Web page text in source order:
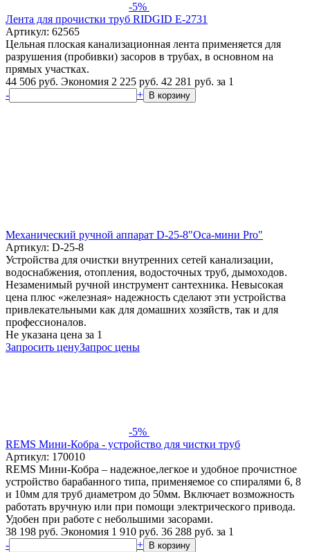
-5%
Лента для прочистки труб RIDGID Е-2731
Артикул: 62565
Цельная плоская канализационная лента применяется для
разрушения (пробивки) засоров в трубах, в основном на
прямых участках.
44 506 руб. Экономия 2 225 руб. 42 281 руб. за 1
-
+ В корзину
Механический ручной аппарат D-25-8"Оса-мини Pro"
Артикул: D-25-8
Устройства для очистки внутренних сетей канализации,
водоснабжения, отопления, водосточных труб, дымоходов.
Незаменимый ручной инструмент сантехника. Невысокая
цена плюс «железная» надежность сделают эти устройства
привлекательными как для домашних хозяйств, так и для
профессионалов.
Не указана цена за 1
Запросить ценуЗапрос цены
-5%
REMS Мини-Кобрa - устройство для чистки труб
Артикул: 170010
REMS Мини-Кобрa – надежное,легкое и удобное прочистное
устройство барабанного типа, применяемое со спиралями 6, 8
и 10мм для труб диаметром до 50мм. Включает возможность
работать вручную или при помощи электрического привода.
Удобен при работе с небольшими засорами.
38 198 руб. Экономия 1 910 руб. 36 288 руб. за 1
-
+ В корзину